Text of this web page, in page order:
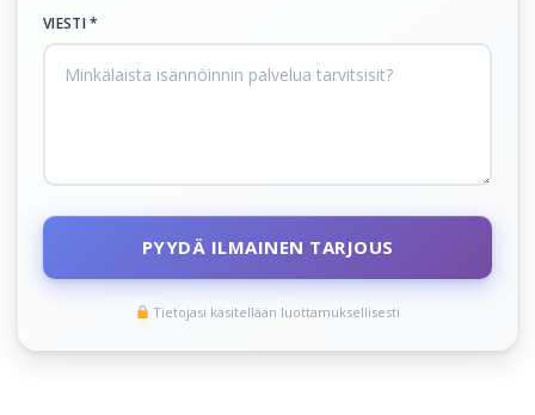
VIESTI *
PYYDÄ ILMAINEN TARJOUS
Tietojasi käsitellään luottamuksellisesti